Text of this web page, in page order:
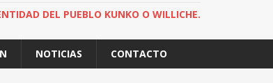
DEL PUEBLO KUNKO O WILLICHE.
NOTICIAS CONTACTO